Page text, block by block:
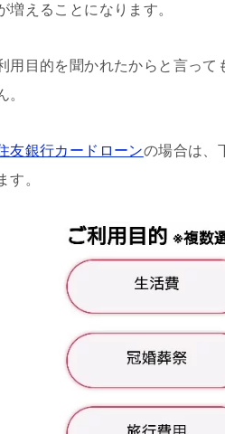
増えることになります。
用目的を聞かれたからと言っ
。
友銀行カードローンの場合は、
す。